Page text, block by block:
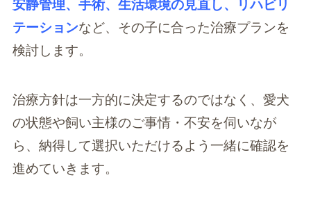
安静管理、手術、生活環境の見直し、リハビリ
テーションなど、その子に合った治療プランを
検討します。
治療方針は一方的に決定するのではなく、愛犬
の状態や飼い主様のご事情・不安を伺いなが
ら、納得して選択いただけるよう一緒に確認を
進めていきます。